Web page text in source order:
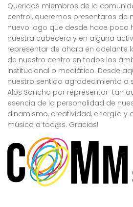
Queridos miembros de la
centro!, queremos presentaros de
nuevo logo que desde hace poco
nuestra cabecera y en alguna
representar de ahora en adelante
de nuestro centro en todos los
institucional o mediático. Desde
nuestro sentido agradecimiento a
Alós Sancho por representar tan
esencia de la personalidad de
dinamismo, creatividad, energía y
música a tod@s. Gracias!